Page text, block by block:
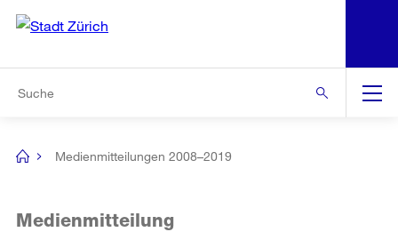
Navigation
[no
Medienmitteilungen 2008–2019
Medienmitteilung